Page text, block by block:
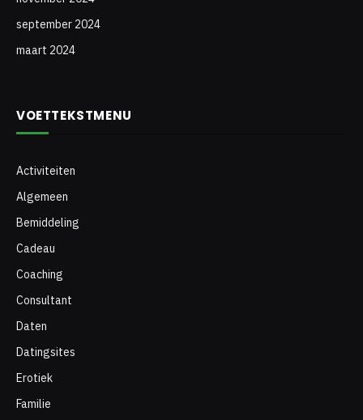
september 2024
maart 2024
VOETTEKSTMENU
Activiteiten
Algemeen
Bemiddeling
Cadeau
Coaching
Consultant
Daten
Datingsites
Erotiek
Familie